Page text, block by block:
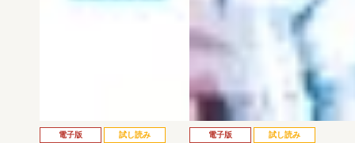
電子版 試し読み 電子版 試し読み